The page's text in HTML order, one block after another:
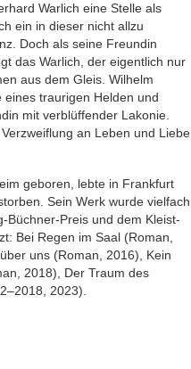
Warlich eine Stelle als
ein in dieser nicht allzu
Doch als seine Freundin
das Warlich, der eigentlich nur
aus dem Gleis. Wilhelm
traurigen Helden und
mit verblüffender Lakonie.
an Leben und Liebe
geboren, lebte in Frankfurt
Sein Werk wurde vielfach
Büchner-Preis und dem Kleist-
Bei Regen im Saal (Roman,
uns (Roman, 2016), Kein
2018), Der Traum des
2023).